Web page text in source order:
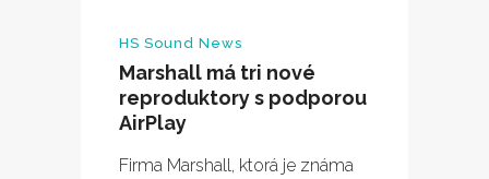
HS Sound News
Marshall má tri nové
reproduktory s podporou
AirPlay
Firma Marshall, ktorá je známa